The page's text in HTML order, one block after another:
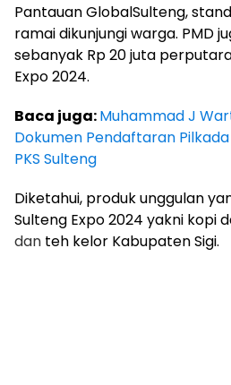
Pantauan GlobalSulteng,
ramai dikunjungi warga. PMD
sebanyak Rp 20 juta
Expo 2024.
Baca juga:Muhammad J
Dokumen Pendaftaran
PKS Sulteng
Diketahui, produk unggulan
Sulteng Expo 2024 yakni kopi
dan teh kelor Kabupaten Sigi.